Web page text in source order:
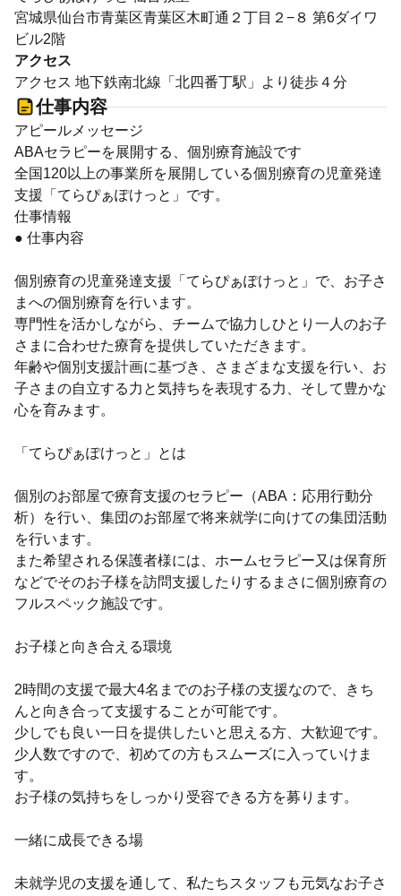
宮城県仙台市青葉区青葉区木町通２丁目２−８ 第6ダイワ
ビル2階
アクセス
アクセス 地下鉄南北線「北四番丁駅」より徒歩４分
仕事内容
アピールメッセージ
ABAセラピーを展開する、個別療育施設です
全国120以上の事業所を展開している個別療育の児童発達
支援「てらぴぁぽけっと」です。
仕事情報
● 仕事内容
個別療育の児童発達支援「てらぴぁぽけっと」で、お子さ
まへの個別療育を行います。
専門性を活かしながら、チームで協力しひとり一人のお子
さまに合わせた療育を提供していただきます。
年齢や個別支援計画に基づき、さまざまな支援を行い、お
子さまの自立する力と気持ちを表現する力、そして豊かな
心を育みます。
「てらぴぁぽけっと」とは
個別のお部屋で療育支援のセラピー（ABA：応用行動分
析）を行い、集団のお部屋で将来就学に向けての集団活動
を行います。
また希望される保護者様には、ホームセラピー又は保育所
などでそのお子様を訪問支援したりするまさに個別療育の
フルスペック施設です。
お子様と向き合える環境
2時間の支援で最大4名までのお子様の支援なので、きち
んと向き合って支援することが可能です。
少しでも良い一日を提供したいと思える方、大歓迎です。
少人数ですので、初めての方もスムーズに入っていけま
す。
お子様の気持ちをしっかり受容できる方を募ります。
一緒に成長できる場
未就学児の支援を通して、私たちスタッフも元気なお子さ